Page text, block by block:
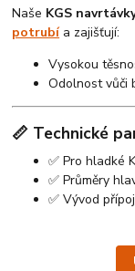
Naše KGS
potrubía zajišťují:
Vysokou
Odolnost vůči
📏 Technické
✅ Pro hladké
✅ Průměry
✅ Vývod